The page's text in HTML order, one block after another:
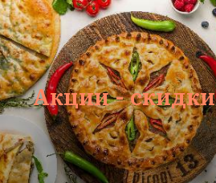
Акции - скидки